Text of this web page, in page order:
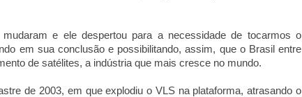
e ele despertou para a necessidade de tocarmos o
em sua conclusão e possibilitando, assim, que o Brasil entre
de satélites, a indústria que mais cresce no mundo.
de 2003, em que explodiu o VLS na plataforma, atrasando o